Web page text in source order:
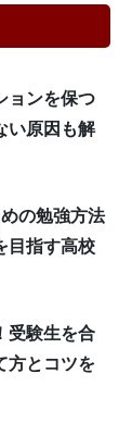
ョンを保つ
い原因も解
の勉強方法
目指す高校
受験生を合
方とコツを